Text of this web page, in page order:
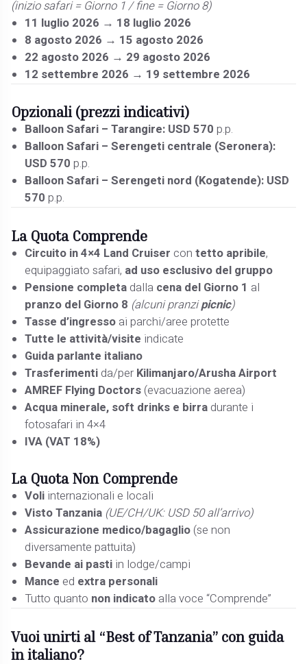
(inizio safari = Giorno 1 / fine = Giorno 8)
11 luglio 2026 → 18 luglio 2026
8 agosto 2026 → 15 agosto 2026
22 agosto 2026 → 29 agosto 2026
12 settembre 2026 → 19 settembre 2026
Opzionali (prezzi indicativi)
Balloon Safari – Tarangire: USD 570 p.p.
Balloon Safari – Serengeti centrale (Seronera):
USD 570 p.p.
Balloon Safari – Serengeti nord (Kogatende): USD
570 p.p.
La Quota Comprende
Circuito in 4×4 Land Cruiser contetto apribile,
equipaggiato safari, ad uso esclusivo del gruppo
Pensione completa dalla cena del Giorno 1 al
pranzo del Giorno 8 (alcuni pranzipicnic)
Tasse d’ingresso ai parchi/aree protette
Tutte le attività/visite indicate
Guida parlante italiano
Trasferimenti da/per Kilimanjaro/Arusha Airport
AMREF Flying Doctors (evacuazione aerea)
Acqua minerale, soft drinks e birra durante i
fotosafari in 4×4
IVA (VAT 18%)
La Quota Non Comprende
Voli internazionali e locali
Visto Tanzania (UE/CH/UK: USD 50 all’arrivo)
Assicurazione medico/bagaglio (se non
diversamente pattuita)
Bevande ai pasti in lodge/campi
Mance ed extra personali
Tutto quanto non indicato alla voce “Comprende”
Vuoi unirti al “Best of Tanzania” con guida
in italiano?